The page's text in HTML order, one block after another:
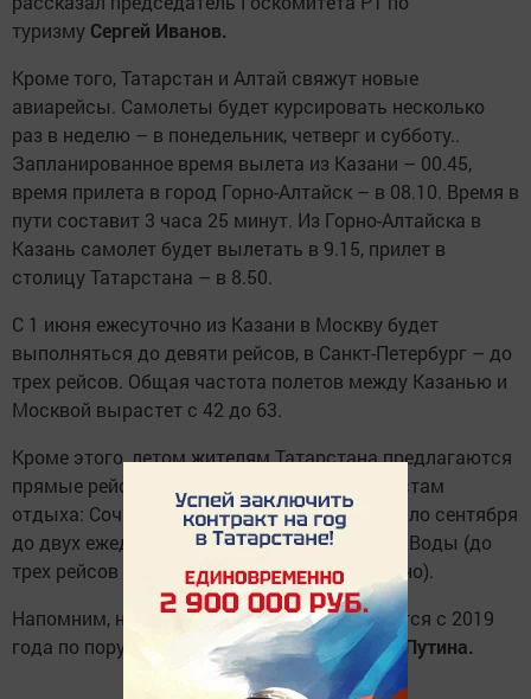
туризму Сергей Иванов.
Кроме того, Татарстан и Алтай свяжут новые
авиарейсы. Самолеты будет курсировать несколько
раз в неделю – в понедельник, четверг и субботу..
Запланированное время вылета из Казани – 00.45,
время прилета в город Горно-Алтайск – в 08.10. Время в
пути составит 3 часа 25 минут. Из Горно-Алтайска в
Казань самолет будет вылетать в 9.15, прилет в
столицу Татарстана – в 8.50.
С 1 июня ежесуточно из Казани в Москву будет
выполняться до девяти рейсов, в Санкт-Петербург – до
трех рейсов. Общая частота полетов между Казанью и
Москвой вырастет с 42 до 63.
Кроме этого, летом жителям Татарстана предлагаются
прямые рейсы из Казани к популярным местам
отдыха: Сочи (ежесуточно, а с июля по начало сентября
до двух ежедневных рейсов), Минеральные Воды (до
трех рейсов в неделю) и Анталья (ежесуточно).
Напомним, нацпроекты в России реализуются с 2019
года по поручению Президента
Владимира Путина.